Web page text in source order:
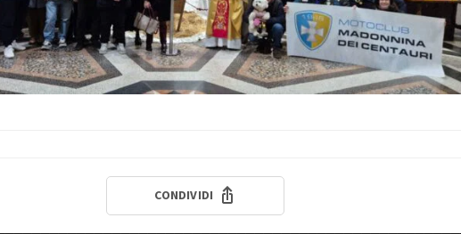
CONDIVIDI